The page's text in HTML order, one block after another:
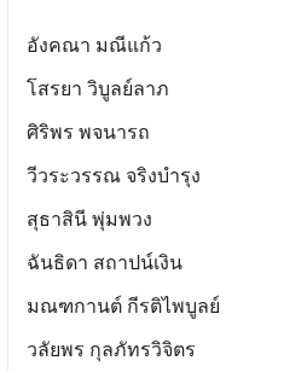
อังคณา มณีแก้ว
โสรยา วิบูลย์ลาภ
ศิริพร พจนารถ
วีวระวรรณ จริงบำรุง
สุธาสินี พุ่มพวง
ฉันธิดา สถาปน์เงิน
มณฑกานต์ กีรติไพบูลย์
วลัยพร กุลภัทรวิจิตร